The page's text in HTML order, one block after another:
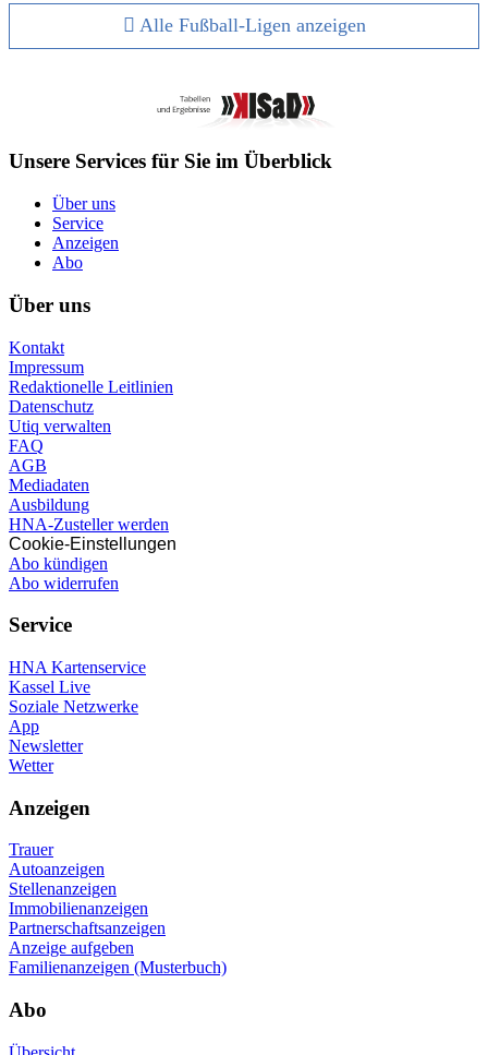
Alle Fußball-Ligen anzeigen
Unsere Services für Sie im Überblick
Über uns
Service
Anzeigen
Abo
Über uns
Kontakt
Impressum
Redaktionelle Leitlinien
Datenschutz
Utiq verwalten
FAQ
AGB
Mediadaten
Ausbildung
HNA-Zusteller werden
Cookie-Einstellungen
Abo kündigen
Abo widerrufen
Service
HNA Kartenservice
Kassel Live
Soziale Netzwerke
App
Newsletter
Wetter
Anzeigen
Trauer
Autoanzeigen
Stellenanzeigen
Immobilienanzeigen
Partnerschaftsanzeigen
Anzeige aufgeben
Familienanzeigen (Musterbuch)
Abo